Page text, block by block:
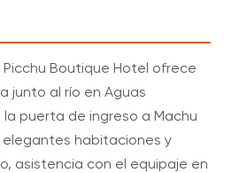
Picchu Boutique Hotel ofrece
junto al río en Aguas
puerta de ingreso a Machu
elegantes habitaciones y
asistencia con el equipaje en